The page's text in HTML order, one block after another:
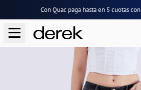
Con Quac paga hasta en 5 cuotascon